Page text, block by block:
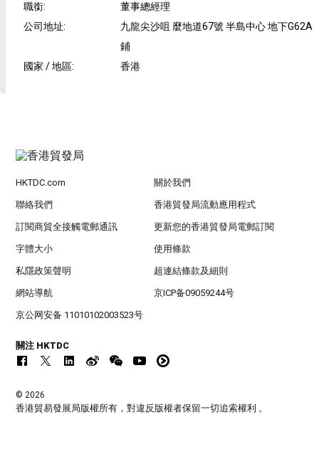
職銜:
董事總經理
公司地址:
九龍尖沙咀 麼地道67號 半島中心 地下G62A
鋪
國家 / 地區: 香港
HKTDC.com 關於我們
聯絡我們 香港貿發局流動應用程式
訂閱商貿全接觸電郵通訊 更新您的香港貿發局電郵訂閱
字體大小 使用條款
私隱政策聲明 超連結條款及細則
網站導航 京ICP备09059244号
京公网安备 11010102003523号
關注 HKTDC
© 2026
香港貿易發展局版權所有，對違反版權者保留一切追索權利 。